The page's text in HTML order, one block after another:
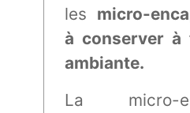
les micro-
à conserver à
ambiante.
La micro-